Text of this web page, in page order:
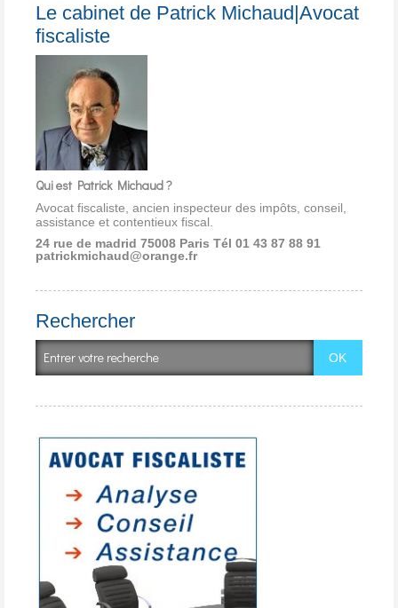
Le cabinet de Patrick Michaud|Avocat
fiscaliste
Qui est Patrick Michaud ?
Avocat fiscaliste, ancien inspecteur des impôts, conseil,
assistance et contentieux fiscal.
24 rue de madrid 75008 Paris Tél 01 43 87 88 91
patrickmichaud@orange.fr
Rechercher